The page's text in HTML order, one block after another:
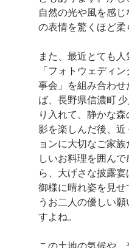
自然の光や風を感
の表情を驚くほど柔
また、最近とても人
「フォトウェディ
事会」を組み合わせ
ば、長野県信濃町
り入れて、静かな
影を楽しんだ後、
ョンに大切なご家
しいお料理を囲ん
ら、大げさな披露
御様に晴れ姿を見
うお二人の優しい
すよね。